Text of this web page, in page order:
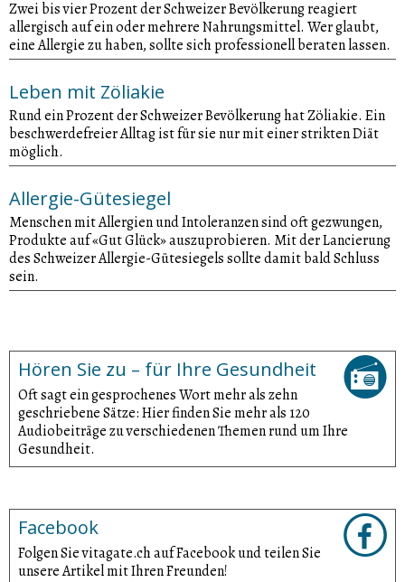
Zwei bis vier Prozent der Schweizer Bevölkerung reagiert
allergisch auf ein oder mehrere Nahrungsmittel. Wer glaubt,
eine Allergie zu haben, sollte sich professionell beraten lassen.
Leben mit Zöliakie
Rund ein Prozent der Schweizer Bevölkerung hat Zöliakie. Ein
beschwerdefreier Alltag ist für sie nur mit einer strikten Diät
möglich.
Allergie-Gütesiegel
Menschen mit Allergien und Intoleranzen sind oft gezwungen,
Produkte auf «Gut Glück» auszuprobieren. Mit der Lancierung
des Schweizer Allergie-Gütesiegels sollte damit bald Schluss
sein.
Hören Sie zu – für Ihre Gesundheit
Oft sagt ein gesprochenes Wort mehr als zehn
geschriebene Sätze: Hier finden Sie mehr als 120
Audiobeiträge zu verschiedenen Themen rund um Ihre
Gesundheit.
Facebook
Folgen Sie vitagate.ch auf Facebook und teilen Sie
unsere Artikel mit Ihren Freunden!